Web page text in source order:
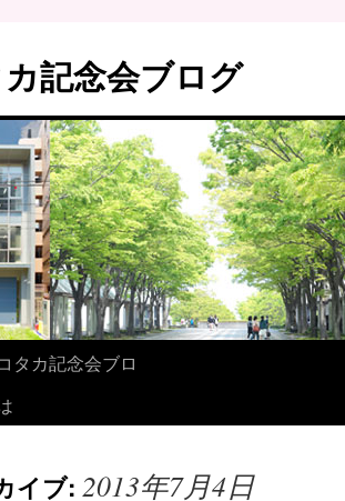
記念会ブログ
タカ記念会ブロ
イブ: 2013年7月4日